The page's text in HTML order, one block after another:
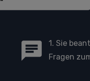
1. Sie
Fragen